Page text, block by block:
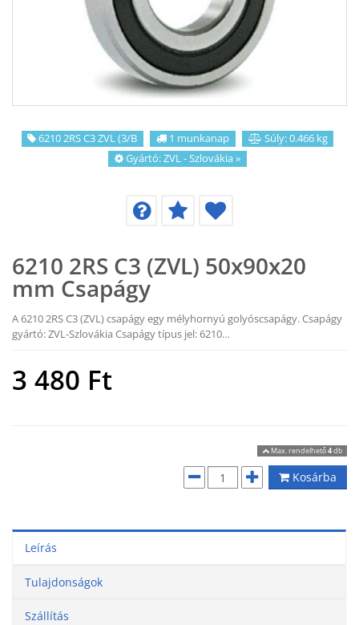
6210 2RS C3 ZVL (3/B 1 munkanap
Súly: 0.466 kg
Gyártó:ZVL - Szlovákia»
6210 2RS C3 (ZVL) 50x90x20
mm Csapágy
A 6210 2RS C3 (ZVL) csapágy egy mélyhornyú golyóscsapágy. Csapágy
gyártó: ZVL-Szlovákia Csapágy típus jel: 6210…
3 480 Ft
Max. rendelhető4db
Kosárba
Leírás
Tulajdonságok
Szállítás